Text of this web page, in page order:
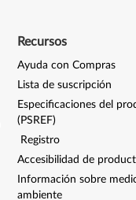
Recursos
Ayuda con Compras
Lista de suscripción
Especificaciones del
(PSREF)
Registro
Accesibilidad de
Información sobre
ambiente